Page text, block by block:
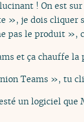
! On est
», je dois
pas le produit »,
et ça chauffe la
Teams », tu
un logiciel que